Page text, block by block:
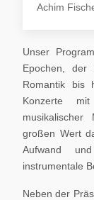
Achim
Unser
Epochen, der
Romantik bis
Konzerte mit
großen Wert
Aufwand
instrumentale
Neben der